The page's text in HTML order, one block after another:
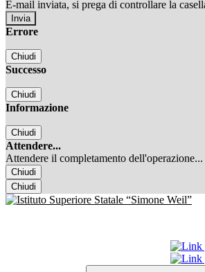
E-mail inviata, si prega di controllare la
Errore
Chiudi
Successo
Chiudi
Informazione
Chiudi
Attendere...
Attendere il completamento dell'operazione...
Chiudi
Chiudi